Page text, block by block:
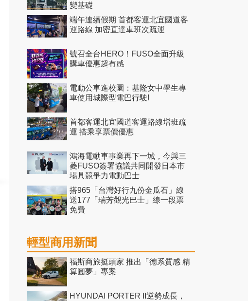
變基礎
端午連續假期 首都客運北宜國道客
運路線 加密直達車班次疏運
號召全台HERO！FUSO全面升級
購車優惠超有感
電動公車進校園：基隆女中學生專
車使用城際型電巴行駛!
首都客運北宜國道客運路線增班疏
運 搭乘享票價優惠
鴻海電動車事業再下一城，今與三
菱FUSO簽署協議共同開發日本市
場具競爭力電動巴士
搭965「台灣好行九份金瓜石」線
送177「瑞芳觀光巴士」線一段票
免費
輕型商用新聞
福斯商旅挺頭家 推出「德系質感 精
算圓夢」專案
HYUNDAI PORTER II逆勢成長，